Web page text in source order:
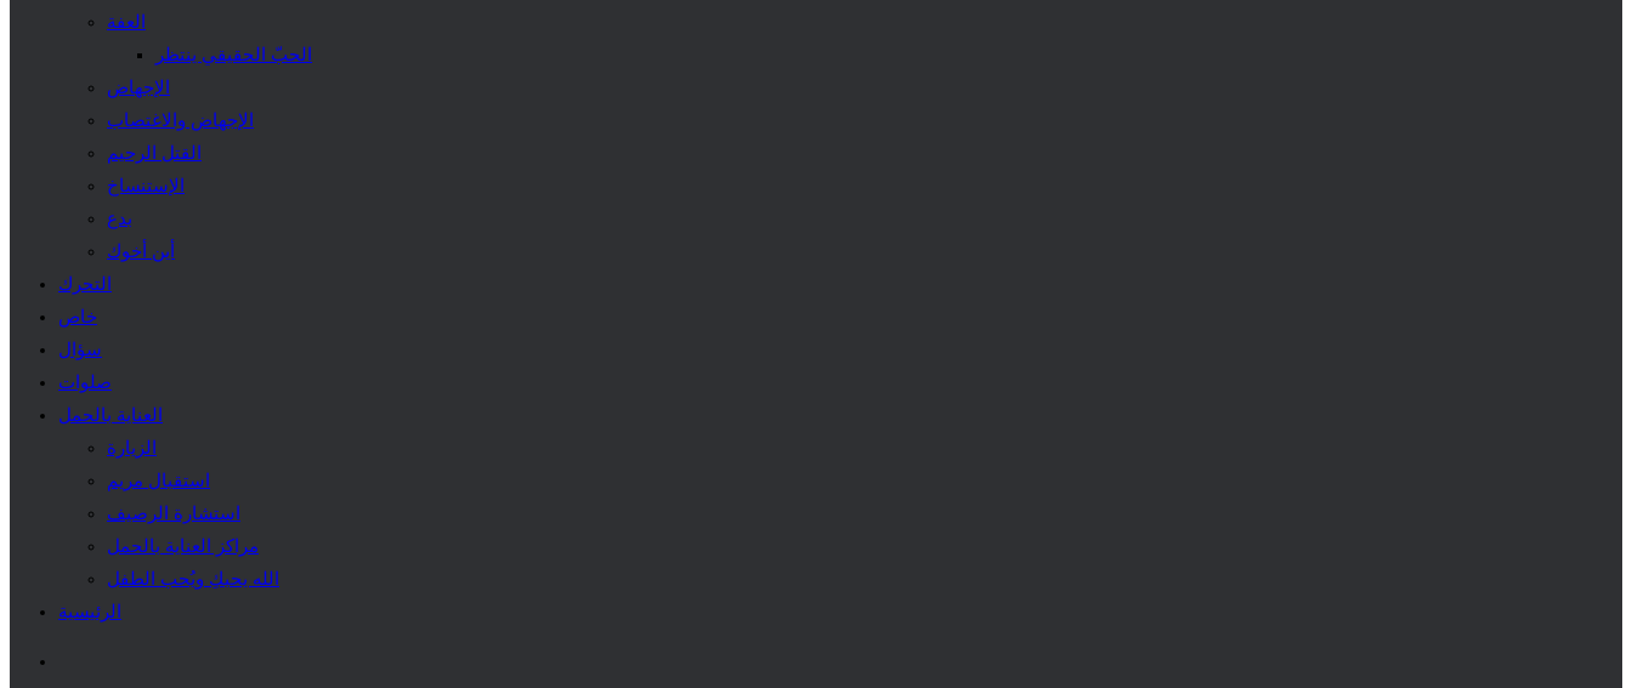
العفة
الحبّ الحقيقي ينتظر
الإجهاض
الإجهاض والاغتصاب
القتل الرحيم
الإستنساخ
بدع
أين أخوك
التحرك
خاص
سؤال
صلوات
العناية بالحمل
الزيارة
استقبال مريم
استشارة الرصيف
مراكز العناية بالحمل
الله يحبكِ ويُحب الطفل
الرئيسية